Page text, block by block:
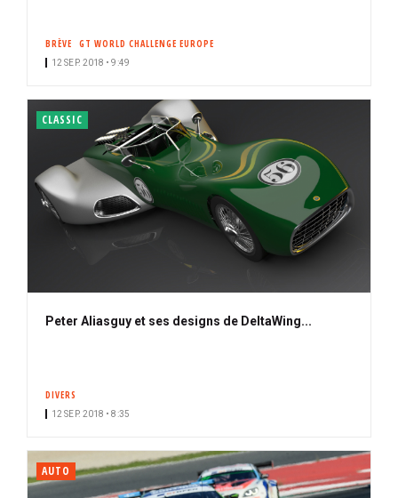
BRÈVE GT WORLD CHALLENGE EUROPE
12 SEP. 2018 • 9:49
CLASSIC
Peter Aliasguy et ses designs de DeltaWing...
DIVERS
12 SEP. 2018 • 8:35
AUTO